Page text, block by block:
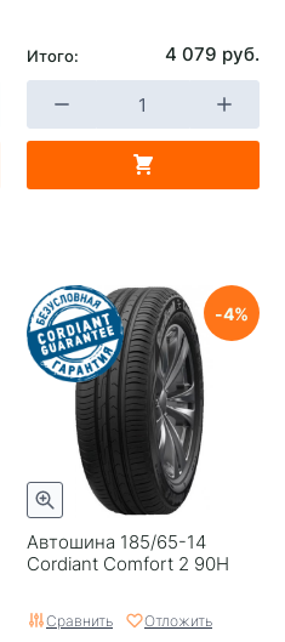
Итого: 4 079 руб.
Автошина 185/65-14
Cordiant Comfort 2 90H
4
Сравнить Отложить